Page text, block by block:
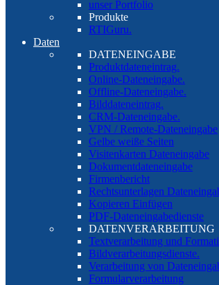
unser Portfolio
Produkte
RTIGuru.
Daten
DATENEINGABE
Produktdateneintrag.
Online-Dateneingabe.
Offline-Dateneingabe.
Bilddateneintrag.
CRM-Dateneingabe.
VPN / Remote-Dateneingabe
Gelbe weiße Seiten
Visitenkarten Dateneingabe
Dokumentdateneingabe
Firmenbericht
Rechtsunterlagen
Kopieren Einfügen
PDF-Dateneingabedienste
DATENVERARBEITUNG
Textverarbeitung und
Bildverarbeitungsdienste.
Verarbeitung von
Formularverarbeitung